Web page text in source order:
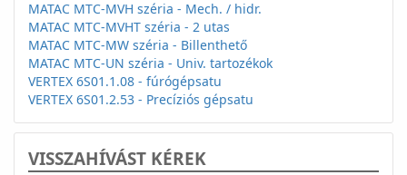
MATAC MTC-MVH széria - Mech. / hidr.
MATAC MTC-MVHT széria - 2 utas
MATAC MTC-MW széria - Billenthető
MATAC MTC-UN széria - Univ. tartozékok
VERTEX 6S01.1.08 - fúrógépsatu
VERTEX 6S01.2.53 - Precíziós gépsatu
VISSZAHÍVÁST KÉREK